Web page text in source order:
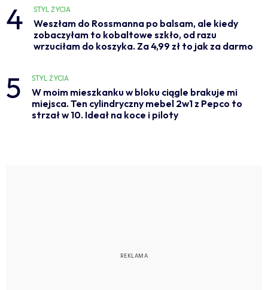
4 STYL ŻYCIA
Weszłam do Rossmanna po balsam, ale kiedy
zobaczyłam to kobaltowe szkło, od razu
wrzuciłam do koszyka. Za 4,99 zł to jak za darmo
5 STYL ŻYCIA
W moim mieszkanku w bloku ciągle brakuje mi
miejsca. Ten cylindryczny mebel 2w1 z Pepco to
strzał w 10. Ideał na koce i piloty